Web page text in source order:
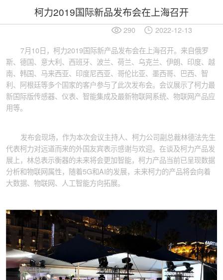
柯力2019国际新品发布会在上海召开
290 2022-12-13
7月10日，柯力2019国际新产品发布会在上海召开。来自俄罗
斯、德国、意大利、西班牙、波兰、荷兰、乌克兰、伊朗、印度、越
南、韩国、马来西亚、印度尼西亚、哥伦比亚、墨西哥、巴西、智
利、阿根廷等多个国家的客户参与了此次发布会。会议展示了柯力最
新国际版传感器、仪表、智能集成及最新物联网系统、物联网产品应
用等。
发布会现场，作为本次会议主持人、柯力公司副总裁林德法先生
代表柯力对远道而来的外国友宾表示感谢与欢迎。在谈及柯力产品发
展上，林总表示衡器的未来将会更加智能，柯力产品当前已呈现数据
分析和物联网属性，随着5G和AI的发展，未来柯力的产品将会向着
大数据、物联网、人工智能方向拓展。